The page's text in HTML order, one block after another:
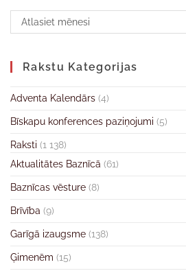
Atlasiet mēnesi
Rakstu Kategorijas
Adventa Kalendārs (4)
Bīskapu konferences paziņojumi (5)
Raksti (1 138)
Aktualitātes Baznīcā (61)
Baznīcas vēsture (8)
Brīvība (9)
Garīgā izaugsme (138)
Ģimenēm (15)